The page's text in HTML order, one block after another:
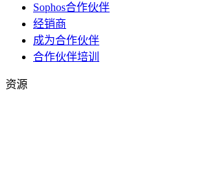
Sophos合作伙伴
经销商
成为合作伙伴
合作伙伴培训
资源